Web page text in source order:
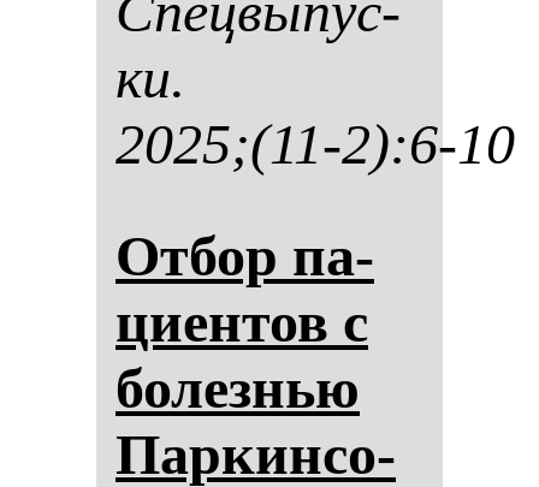
ки.
2025;(11-2):6-10
От­бор па­
ци­ен­тов с
бо­лез­нью
Пар­кин­со­